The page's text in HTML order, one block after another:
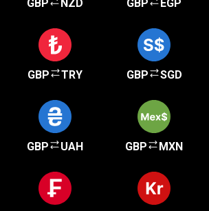
GBP NZD GBP EGP
GBP TRY GBP SGD
GBP UAH GBP MXN